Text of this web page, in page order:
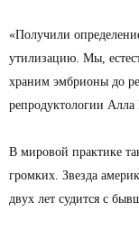
«Получили
утилизацию. Мы,
храним эмбрионы до
репродуктологии Алла
В мировой практике
громких. Звезда
двух лет судится с